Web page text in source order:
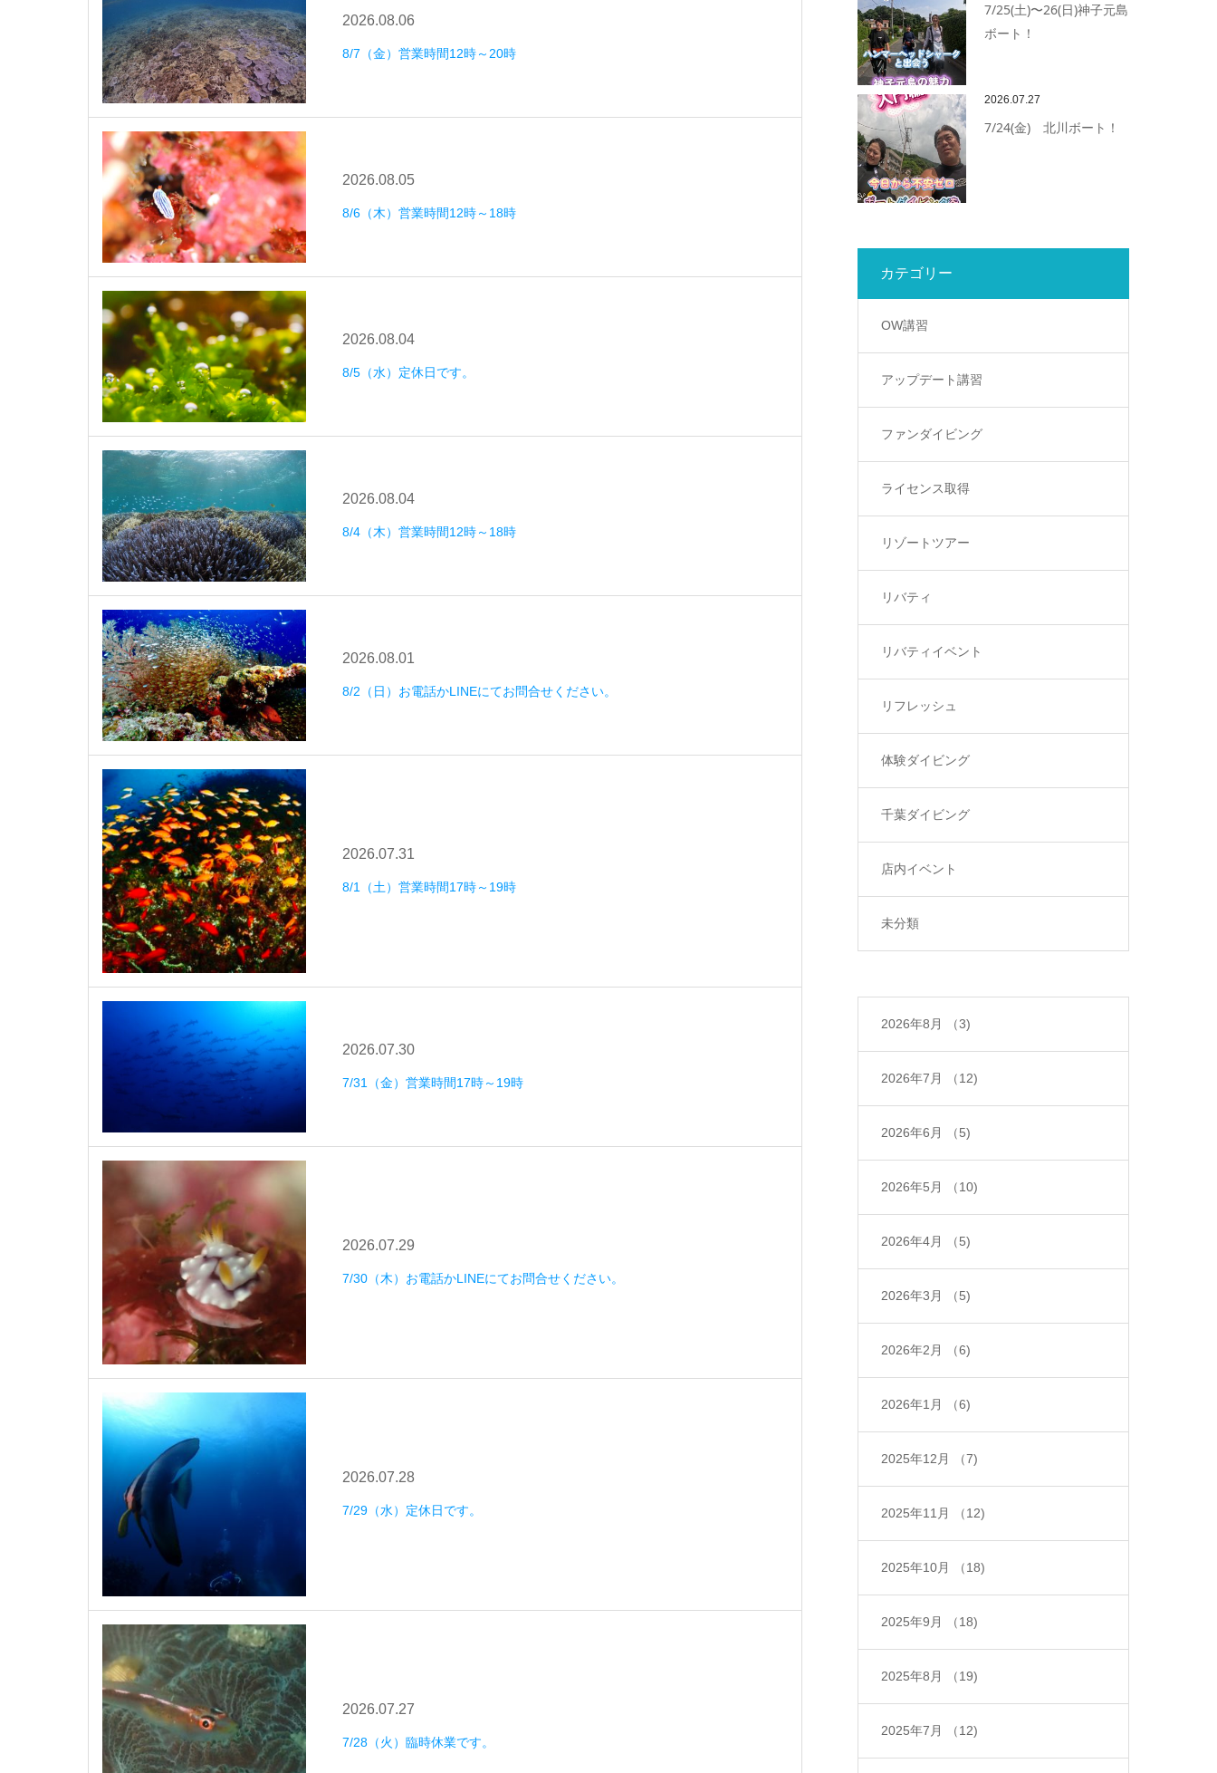
2026.08.06
8/7（金）営業時間12時～20時
2026.08.05
8/6（木）営業時間12時～18時
2026.08.04
8/5（水）定休日です。
2026.08.04
8/4（木）営業時間12時～18時
2026.08.01
8/2（日）お電話かLINEにてお問合せください。
2026.07.31
8/1（土）営業時間17時～19時
2026.07.30
7/31（金）営業時間17時～19時
2026.07.29
7/30（木）お電話かLINEにてお問合せください。
2026.07.28
7/29（水）定休日です。
2026.07.27
7/28（火）臨時休業です。
7/25(土)〜26(日)神子元島
ボート！
2026.07.27
7/24(金) 北川ボート！
カテゴリー
OW講習
アップデート講習
ファンダイビング
ライセンス取得
リゾートツアー
リバティ
リバティイベント
リフレッシュ
体験ダイビング
千葉ダイビング
店内イベント
未分類
2026年8月 （3)
2026年7月 （12)
2026年6月 （5)
2026年5月 （10)
2026年4月 （5)
2026年3月 （5)
2026年2月 （6)
2026年1月 （6)
2025年12月 （7)
2025年11月 （12)
2025年10月 （18)
2025年9月 （18)
2025年8月 （19)
2025年7月 （12)